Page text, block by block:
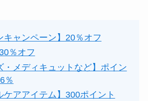
キャンペーン】20％オフ
％オフ
・メディキュットなど】ポイン
％
ケアアイテム】300ポイント